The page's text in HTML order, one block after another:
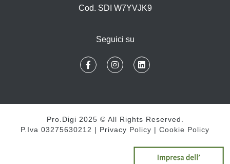
Cod. SDI W7YVJK9
Seguici su
Pro.Digi 2025 © All Rights Reserved.
P.Iva 03275630212 | Privacy Policy | Cookie Policy